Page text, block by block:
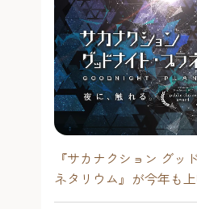
懐かしの時間を過ごすこと
#遊ぶ
『サカナクション グッ
ネタリウム』が今年も
岡市科学館 ドームシア